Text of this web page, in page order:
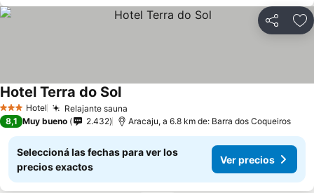
Compartir
3 Estrellas
Hotel Relajante sauna
Hotel Terra do Sol
8,1 Muy bueno 2.432 Aracaju, a 6.8 km de: Barra dos Coqueiros
Seleccioná las fechas para ver los
precios exactos
Ver precios